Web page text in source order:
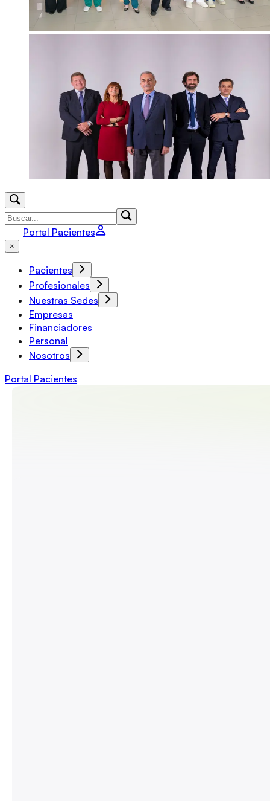
Portal Pacientes
×
Pacientes
Profesionales
Nuestras Sedes
Empresas
Financiadores
Personal
Nosotros
Portal Pacientes